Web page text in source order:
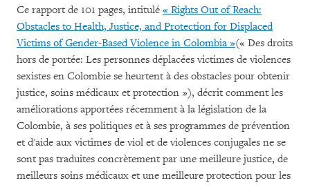
Ce rapport de 101 pages, intitulé « Rights Out of Reach:
Obstacles to Health, Justice, and Protection for Displaced
Victims of Gender-Based Violence in Colombia »(« Des droits
hors de portée: Les personnes déplacées victimes de violences
sexistes en Colombie se heurtent à des obstacles pour obtenir
justice, soins médicaux et protection »), décrit comment les
améliorations apportées récemment à la législation de la
Colombie, à ses politiques et à ses programmes de prévention
et d'aide aux victimes de viol et de violences conjugales ne se
sont pas traduites concrètement par une meilleure justice, de
meilleurs soins médicaux et une meilleure protection pour les